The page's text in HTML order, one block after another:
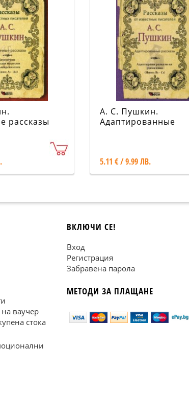
рассказы
А. С. Пушкин.
Адаптированные
5.11 € / 9.99 ЛВ.
ваучер
стока
ВКЛЮЧИ СЕ!
Вход
Регистрация
Забравена парола
МЕТОДИ ЗА ПЛАЩАНЕ